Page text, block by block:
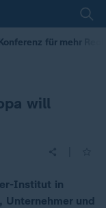
für mehr
will
Institut in
Unternehmer und